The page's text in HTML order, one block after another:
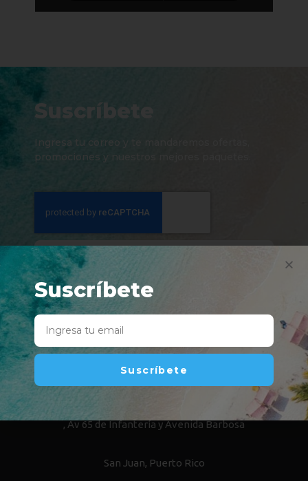
Suscríbete
Ingresa tu correo y te mandaremos ofertas,
promociones y nuestros mejores paquetes.
Suscríbete
, Av 65 de Infantería y Avenida Barbosa
San Juan, Puerto Rico
Suscríbete
Suscríbete